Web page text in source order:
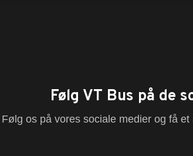
Følg VT Bus på de
Følg os på vores sociale medier og få